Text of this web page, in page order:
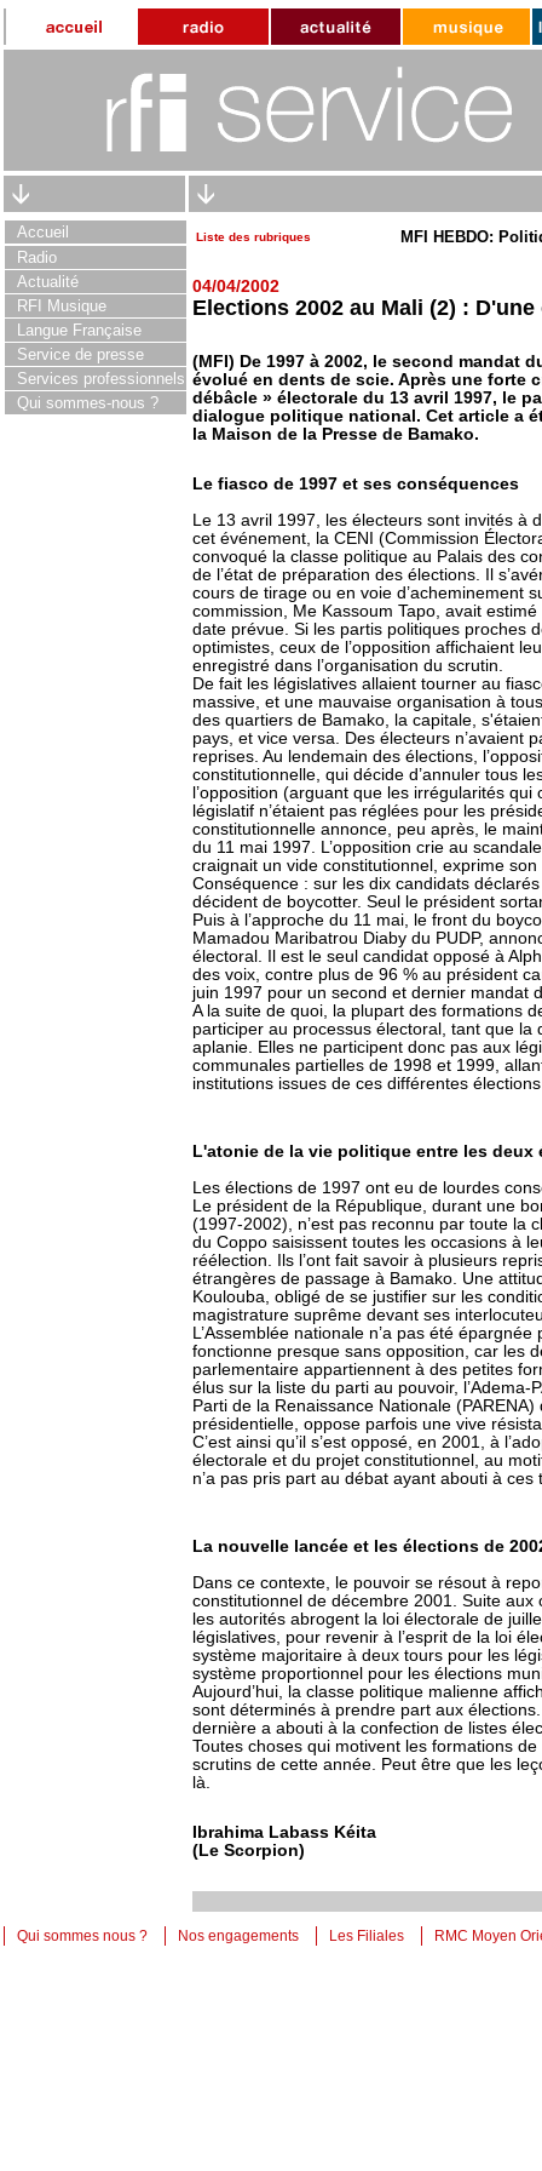
Accueil
Radio
Actualité
RFI Musique
Langue Française
Service de presse
Services professionnels
Qui sommes-nous ?
Liste des rubriques MFI HEBDO:
04/04/2002
Elections 2002 au Mali (2) :
(MFI) De 1997 à 2002, le second mandat
évolué en dents de scie. Après une forte
débâcle » électorale du 13 avril 1997, le
dialogue politique national. Cet article a
la Maison de la Presse de Bamako.
Le fiasco de 1997 et ses conséquences
Le 13 avril 1997, les électeurs sont invités à
cet événement, la CENI (Commission
convoqué la classe politique au Palais des
de l’état de préparation des élections. Il
cours de tirage ou en voie d’acheminement
commission, Me Kassoum Tapo, avait
date prévue. Si les partis politiques proches
optimistes, ceux de l’opposition affichaient
enregistré dans l’organisation du scrutin.
De fait les législatives allaient tourner au
massive, et une mauvaise organisation à
des quartiers de Bamako, la capitale,
pays, et vice versa. Des électeurs n’avaient
reprises. Au lendemain des élections,
constitutionnelle, qui décide d’annuler tous
l’opposition (arguant que les irrégularités
législatif n’étaient pas réglées pour les
constitutionnelle annonce, peu après, le
du 11 mai 1997. L’opposition crie au
craignait un vide constitutionnel, exprime
Conséquence : sur les dix candidats
décident de boycotter. Seul le président
Puis à l’approche du 11 mai, le front du
Mamadou Maribatrou Diaby du PUDP,
électoral. Il est le seul candidat opposé à
des voix, contre plus de 96 % au président
juin 1997 pour un second et dernier mandat
A la suite de quoi, la plupart des formations
participer au processus électoral, tant que la
aplanie. Elles ne participent donc pas aux
communales partielles de 1998 et 1999,
institutions issues de ces différentes
L'atonie de la vie politique entre les deux
Les élections de 1997 ont eu de lourdes
Le président de la République, durant une
(1997-2002), n’est pas reconnu par toute la
du Coppo saisissent toutes les occasions à
réélection. Ils l’ont fait savoir à plusieurs
étrangères de passage à Bamako. Une
Koulouba, obligé de se justifier sur les
magistrature suprême devant ses
L’Assemblée nationale n’a pas été
fonctionne presque sans opposition, car les
parlementaire appartiennent à des petites
élus sur la liste du parti au pouvoir,
Parti de la Renaissance Nationale
présidentielle, oppose parfois une vive
C’est ainsi qu’il s’est opposé, en 2001, à
électorale et du projet constitutionnel, au
n’a pas pris part au débat ayant abouti à ces
La nouvelle lancée et les élections de
Dans ce contexte, le pouvoir se résout à
constitutionnel de décembre 2001. Suite
les autorités abrogent la loi électorale de
législatives, pour revenir à l’esprit de la loi
système majoritaire à deux tours pour les
système proportionnel pour les élections
Aujourd’hui, la classe politique malienne
sont déterminés à prendre part aux
dernière a abouti à la confection de listes
Toutes choses qui motivent les formations
scrutins de cette année. Peut être que les
là.
Ibrahima Labass Kéita
(Le Scorpion)
Qui sommes nous ? Nos engagements Les Filiales RMC Moyen